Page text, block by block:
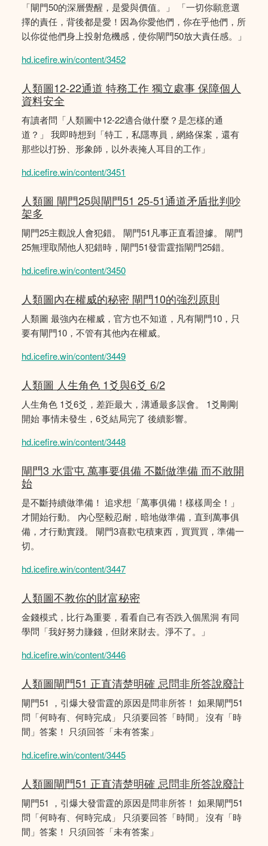
「閘門50的深層覺醒，是愛與價值。」 「一切你願意選
擇的責任，背後都是愛！因為你愛他們，你在乎他們，所
以你從他們身上投射危機感，使你閘門50放大責任感。」
hd.icefire.win/content/3452
人類圖12-22通道 特務工作 獨立處事 保障個人
資料安全
有讀者問「人類圖中12-22適合做什麼？是怎樣的通
道？」 我即時想到「特工，私隱專員，網絡保案，還有
那些以打扮、形象師，以外表掩人耳目的工作」
hd.icefire.win/content/3451
人類圖 閘門25與閘門51 25-51通道矛盾批判吵
架多
閘門25主觀說人會犯錯。 閘門51凡事正直看證據。 閘門
25無理取鬧他人犯錯時，閘門51發雷霆指閘門25錯。
hd.icefire.win/content/3450
人類圖內在權威的秘密 閘門10的強烈原則
人類圖 最強內在權威，官方也不知道，凡有閘門10，只
要有閘門10，不管有其他內在權威。
hd.icefire.win/content/3449
人類圖 人生角色 1爻與6爻 6/2
人生角色 1爻6爻，差距最大，溝通最多誤會。 1爻剛剛
開始 事情未發生，6爻結局完了 後續影響。
hd.icefire.win/content/3448
閘門3 水雷屯 萬事要俱備 不斷做準備 而不敢開
始
是不斷持續做準備！ 追求想「萬事俱備！樣樣周全！」
才開始行動。 內心堅毅忍耐，暗地做準備，直到萬事俱
備，才行動實踐。 閘門3喜歡屯積東西，買買買，準備一
切。
hd.icefire.win/content/3447
人類圖不教你的財富秘密
金錢模式，比行為重要，看看自己有否跌入個黑洞 有同
學問「我好努力賺錢，但財來財去。淨不了。」
hd.icefire.win/content/3446
人類圖閘門51 正直清楚明確 忌問非所答說廢計
閘門51 ，引爆大發雷霆的原因是問非所答！ 如果閘門51
問「何時有、何時完成」 只須要回答「時間」 沒有「時
間」答案！ 只須回答「未有答案」
hd.icefire.win/content/3445
人類圖閘門51 正直清楚明確 忌問非所答說廢計
閘門51 ，引爆大發雷霆的原因是問非所答！ 如果閘門51
問「何時有、何時完成」 只須要回答「時間」 沒有「時
間」答案！ 只須回答「未有答案」